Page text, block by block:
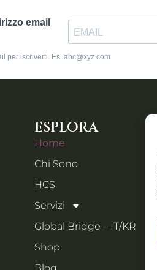
ESPLORA
Home
Chi Sono
HCS
Servizi
Global Bridge – IT/KR
Shop